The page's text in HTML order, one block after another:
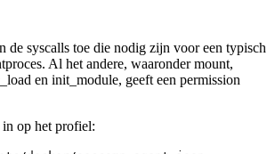
de syscalls toe die nodig zijn voor een typisch
Al het andere, waarondermount,
en init_module, geeft een permission
in op het profiel: